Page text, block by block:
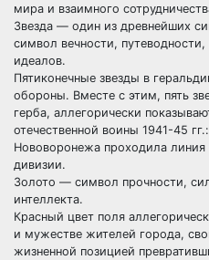
мира и взаимного
Звезда — один из древнейших
символ вечности,
идеалов.
Пятиконечные звезды в
обороны. Вместе с этим, пять
герба, аллегорически
отечественной воины 1941-45
Нововоронежа проходила
дивизии.
Золото — символ прочности,
интеллекта.
Красный цвет поля
и мужестве жителей города,
жизненной позицией